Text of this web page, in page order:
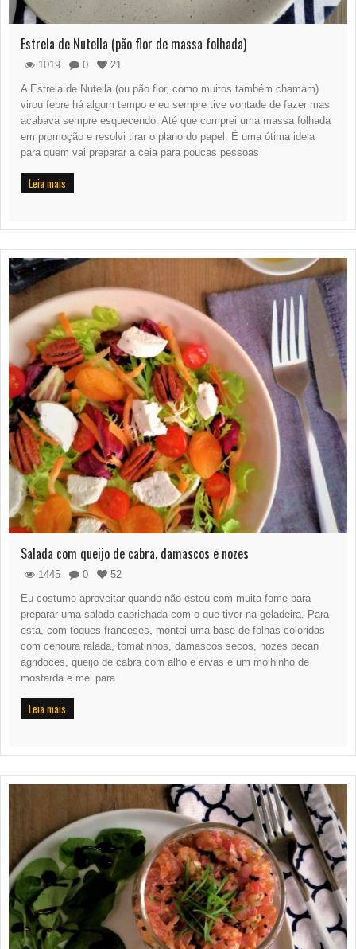
Estrela de Nutella (pão flor de massa folhada)
1019 0
21
A Estrela de Nutella (ou pão flor, como muitos também chamam)
virou febre há algum tempo e eu sempre tive vontade de fazer mas
acabava sempre esquecendo. Até que comprei uma massa folhada
em promoção e resolvi tirar o plano do papel. É uma ótima ideia
para quem vai preparar a ceia para poucas pessoas
Leia mais
Salada com queijo de cabra, damascos e nozes
1445 0
52
Eu costumo aproveitar quando não estou com muita fome para
preparar uma salada caprichada com o que tiver na geladeira. Para
esta, com toques franceses, montei uma base de folhas coloridas
com cenoura ralada, tomatinhos, damascos secos, nozes pecan
agridoces, queijo de cabra com alho e ervas e um molhinho de
mostarda e mel para
Leia mais